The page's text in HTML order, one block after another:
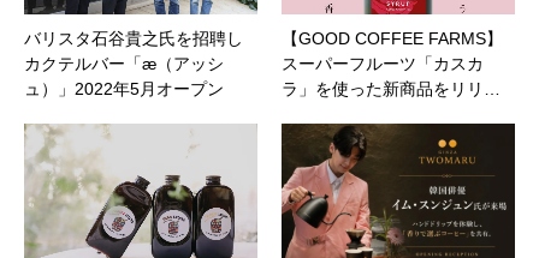
バリスタ石谷貴之氏を招聘し
カクテルバー「æ（アッシ
ュ）」2022年5月オープン
【GOOD COFFEE FARMS】
スーパーフルーツ「カスカ
ラ」を使った新商品をリリ…